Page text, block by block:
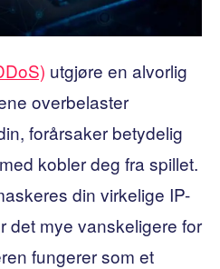
utgjøre en alvorlig
overbelaster
forårsaker betydelig
kobler deg fra spillet.
din virkelige IP-
det mye vanskeligere for
fungerer som et